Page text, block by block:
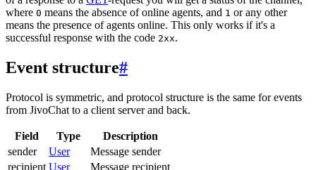
where 0 means the absence of online agents, and 1 or any other
means the presence of agents online. This only works if it's a
successful response with the code 2xx.
Event structure#
Protocol is symmetric, and protocol structure is the same for events
from JivoChat to a client server and back.
Field Type
Description
sender
User
Message sender
recipient User
Message recipient